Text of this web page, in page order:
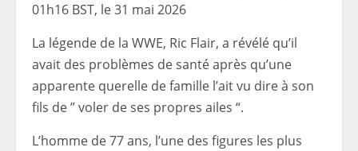
01h16 BST, le 31 mai 2026
La légende de la WWE, Ric Flair, a révélé qu’il
avait des problèmes de santé après qu’une
apparente querelle de famille l’ait vu dire à son
fils de ” voler de ses propres ailes “.
L’homme de 77 ans, l’une des figures les plus